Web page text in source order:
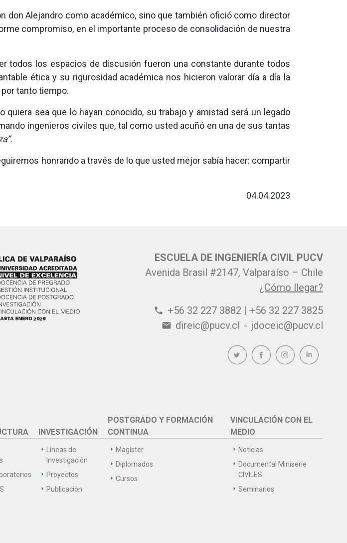
don Alejandro como académico, sino que también ofició como director
compromiso, en el importante proceso de consolidación de nuestra
todos los espacios de discusión fueron una constante durante todos
ética y su rigurosidad académica nos hicieron valorar día a día la
tanto tiempo.
quiera sea que lo hayan conocido, su trabajo y amistad será un legado
ingenieros civiles que, tal como usted acuñó en una de sus tantas
honrando a través de lo que usted mejor sabía hacer: compartir
04.04.2023
ESCUELA DE INGENIERÍA CIVIL PUCV
Avenida Brasil #2147, Valparaíso – Chile
¿Cómo llegar?
phone +56 32 227 3882 | +56 32 227 3825
email direic@pucv.cl - jdoceic@pucv.cl
INVESTIGACIÓN
Líneas de
Investigación
Proyectos
Publicación
POSTGRADO Y FORMACIÓN
CONTINUA
Magíster
Diplomados
Cursos
VINCULACIÓN CON EL
MEDIO
Noticias
Documental Miniserie
CIVILES
Seminarios